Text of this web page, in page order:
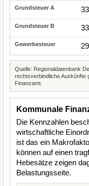
Quelle: Regionaldatenbank
rechtsverbindliche Auskünfte
Finanzamt.
Kommunale
Die Kennzahlen
wirtschaftliche
ist das ein
können auf einen
Hebesätze zeigen
Belastungsseite.